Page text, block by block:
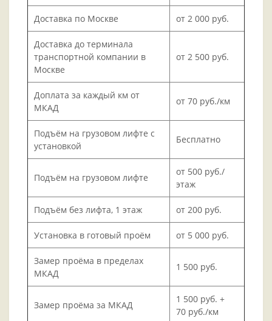
Доставка по Москве от 2 000 руб.
Доставка до терминала
транспортной компании в
Москве
от 2 500 руб.
Доплата за каждый км от
МКАД
от 70 руб./км
Подъём на грузовом лифте с
установкой
Бесплатно
Подъём на грузовом лифте
от 500 руб./
этаж
Подъём без лифта, 1 этаж от 200 руб.
Установка в готовый проём от 5 000 руб.
Замер проёма в пределах
МКАД
1 500 руб.
Замер проёма за МКАД
1 500 руб. +
70 руб./км